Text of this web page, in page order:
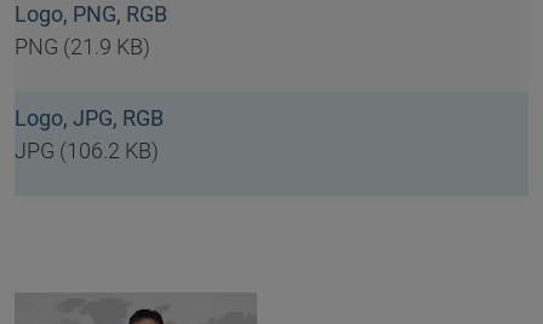
Logo, PNG, RGB
PNG (21.9 KB)
Logo, JPG, RGB
JPG (106.2 KB)